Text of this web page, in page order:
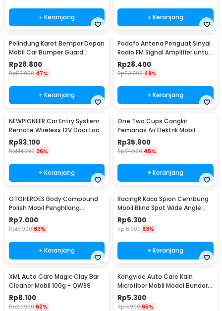
+ Keranjang + Keranjang
Pelindung Karet Bemper Depan
Mobil Car Bumper Guard
57mm 2.5M
Rp28.800
Rp53.900 47%
+ Keranjang
Podofo Antena Penguat Sinyal
Radio FM Signal Amplifier untuk
Mobil - ANT-208
Rp28.400
Rp53.900 48%
+ Keranjang
NEWPIONEER Car Entry System
Remote Wireless 12V Door Lock
Mobil - CK18
Rp93.100
Rp144.900 36%
+ Keranjang
One Two Cups Cangkir
Pemanas Air Elektrik Mobil
Travel Mug 450ml - NJ88
Rp35.900
Rp64.900 45%
+ Keranjang
OTOHEROES Body Compound
Polish Mobil Penghilang
Goresan 15g with Spons - YYC-
508
Rp7.000
Rp18.900 63%
+ Keranjang
RacingR Kaca Spion Cembung
Mobil Blind Spot Wide Angle
50mm 2 Pcs - J0027
Rp6.300
Rp16.900 63%
+ Keranjang
XML Auto Care Magic Clay Bar
Cleaner Mobil 100g - QW89
Rp8.100
Rp20.900 62%
Kongyide Auto Care Kain
Microfiber Mobil Model Bundar -
L-20
Rp5.300
Rp14.900 65%